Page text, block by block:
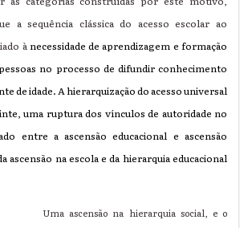
a sequência clássica do acesso escolar ao
à necessidade de aprendizagem e formação
no processo de difundir conhecimento
de idade. A hierarquização do acesso universal
uma ruptura dos vínculos de autoridade no
entre a ascensão educacional e ascensão
ascensão na escola e da hierarquia educacional
Uma ascensão na hierarquia social, e o